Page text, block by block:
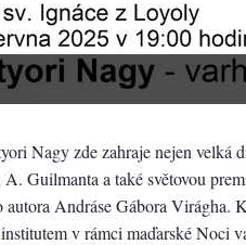
Nagy zde zahraje nejen velká
Guilmanta a také světovou
autora Andráse Gábora Virágha.
v rámci maďarské Noci